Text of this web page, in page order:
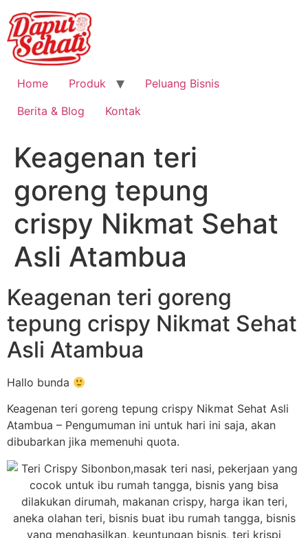
Home Produk
Peluang Bisnis
Berita & Blog
Kontak
Keagenan teri
goreng tepung
crispy Nikmat Sehat
Asli Atambua
Keagenan teri goreng
tepung crispy Nikmat Sehat
Asli Atambua
Hallo bunda
Keagenan teri goreng tepung crispy Nikmat Sehat Asli
Atambua – Pengumuman ini untuk hari ini saja, akan
dibubarkan jika memenuhi quota.